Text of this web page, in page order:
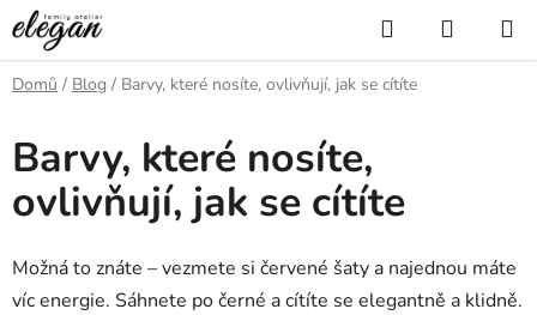
Přejít
na
obsah
Hledat
KOŠÍK
Domů / Blog / Barvy, které nosíte, ovlivňují, jak se cítíte
Barvy, které nosíte,
ovlivňují, jak se cítíte
Možná to znáte – vezmete si červené šaty a najednou máte
víc energie. Sáhnete po černé a cítíte se elegantně a klidně.